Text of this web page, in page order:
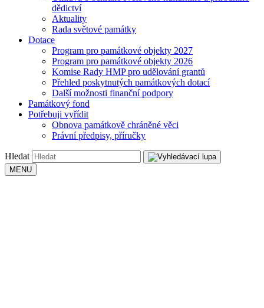
dědictví
Aktuality
Rada světové památky
Dotace
Program pro památkové objekty 2027
Program pro památkové objekty 2026
Komise Rady HMP pro udělování grantů
Přehled poskytnutých památkových dotací
Další možnosti finanční podpory
Památkový fond
Potřebuji vyřídit
Obnova památkově chráněné věci
Právní předpisy, příručky
Hledat
MENU